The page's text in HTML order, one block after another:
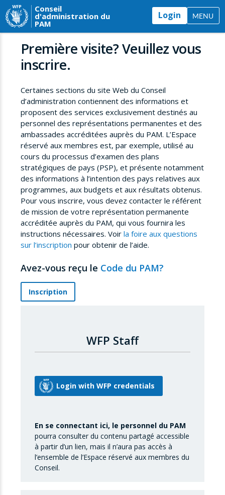
Conseil
d'administration du
PAM
Login MENU
Première visite? Veuillez vous
inscrire.
Certaines sections du site Web du Conseil
d’administration contiennent des informations et
proposent des services exclusivement destinés au
personnel des représentations permanentes et des
ambassades accréditées auprès du PAM. L’Espace
réservé aux membres est, par exemple, utilisé au
cours du processus d’examen des plans
stratégiques de pays (PSP), et présente notamment
des informations à l’intention des pays relatives aux
programmes, aux budgets et aux résultats obtenus.
Pour vous inscrire, vous devez contacter le référent
de mission de votre représentation permanente
accréditée auprès du PAM, qui vous fournira les
instructions nécessaires. Voir la foire aux questions
sur l’inscription pour obtenir de l’aide.
Avez-vous reçu le Code du PAM?
Inscription
WFP Staff
En se connectant ici, le personnel du PAM
pourra consulter du contenu partagé accessible
à partir d’un lien, mais il n’aura pas accès à
l’ensemble de l’Espace réservé aux membres du
Conseil.